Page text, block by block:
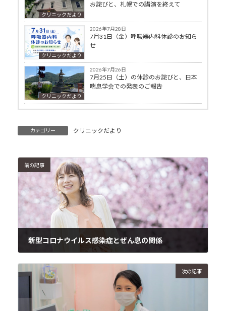
クリニックだより
お詫びと、札幌での講演を終えて
クリニックだより
2026年7月28日
7月31日（金）呼吸器内科休診のお知ら
せ
クリニックだより
2026年7月26日
7月25日（土）の休診のお詫びと、日本
喘息学会での発表のご報告
カテゴリー クリニックだより
前の記事
新型コロナウイルス感染症とぜん息の関係
次の記事